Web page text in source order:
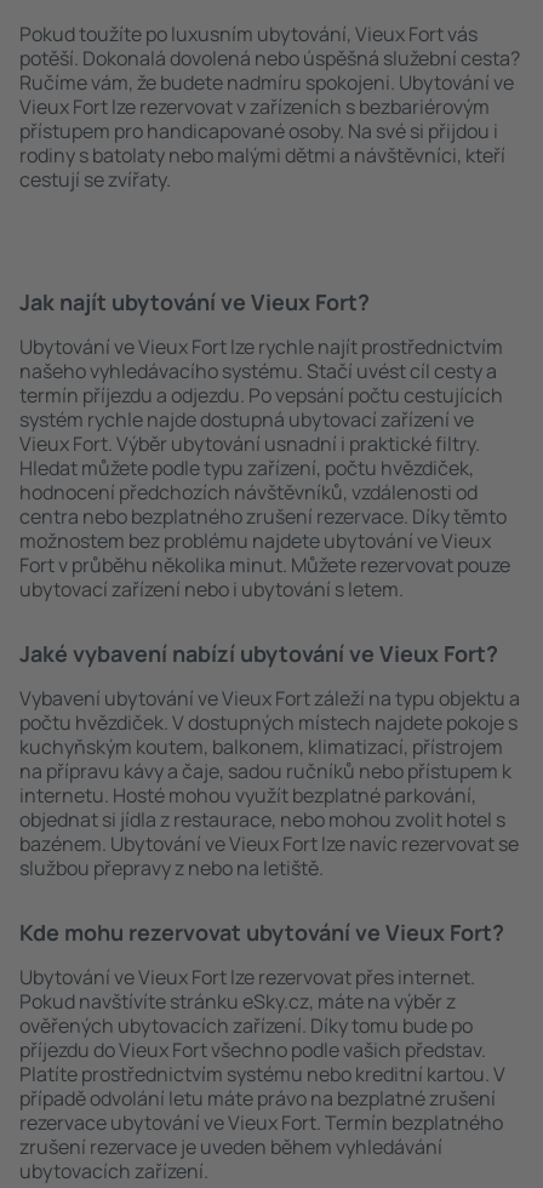
Pokud toužíte po luxusním ubytování, Vieux Fort vás
potěší. Dokonalá dovolená nebo úspěšná služební cesta?
Ručíme vám, že budete nadmíru spokojeni. Ubytování ve
Vieux Fort lze rezervovat v zařízeních s bezbariérovým
přístupem pro handicapované osoby. Na své si přijdou i
rodiny s batolaty nebo malými dětmi a návštěvníci, kteří
cestují se zvířaty.
Jak najít ubytování ve Vieux Fort?
Ubytování ve Vieux Fort lze rychle najít prostřednictvím
našeho vyhledávacího systému. Stačí uvést cíl cesty a
termín příjezdu a odjezdu. Po vepsání počtu cestujících
systém rychle najde dostupná ubytovací zařízení ve
Vieux Fort. Výběr ubytování usnadní i praktické filtry.
Hledat můžete podle typu zařízení, počtu hvězdiček,
hodnocení předchozích návštěvníků, vzdálenosti od
centra nebo bezplatného zrušení rezervace. Díky těmto
možnostem bez problému najdete ubytování ve Vieux
Fort v průběhu několika minut. Můžete rezervovat pouze
ubytovací zařízení nebo i ubytování s letem.
Jaké vybavení nabízí ubytování ve Vieux Fort?
Vybavení ubytování ve Vieux Fort záleží na typu objektu a
počtu hvězdiček. V dostupných místech najdete pokoje s
kuchyňským koutem, balkonem, klimatizací, přístrojem
na přípravu kávy a čaje, sadou ručníků nebo přístupem k
internetu. Hosté mohou využít bezplatné parkování,
objednat si jídla z restaurace, nebo mohou zvolit hotel s
bazénem. Ubytování ve Vieux Fort lze navíc rezervovat se
službou přepravy z nebo na letiště.
Kde mohu rezervovat ubytování ve Vieux Fort?
Ubytování ve Vieux Fort lze rezervovat přes internet.
Pokud navštívíte stránku eSky.cz, máte na výběr z
ověřených ubytovacích zařízení. Díky tomu bude po
příjezdu do Vieux Fort všechno podle vašich představ.
Platíte prostřednictvím systému nebo kreditní kartou. V
případě odvolání letu máte právo na bezplatné zrušení
rezervace ubytování ve Vieux Fort. Termín bezplatného
zrušení rezervace je uveden během vyhledávání
ubytovacích zařízení.